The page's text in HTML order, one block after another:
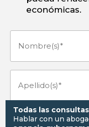
económicas.
Nombre(s)
Apellido(s)
(Obligatorio)
Teléfono
Todas las
Hablar con un